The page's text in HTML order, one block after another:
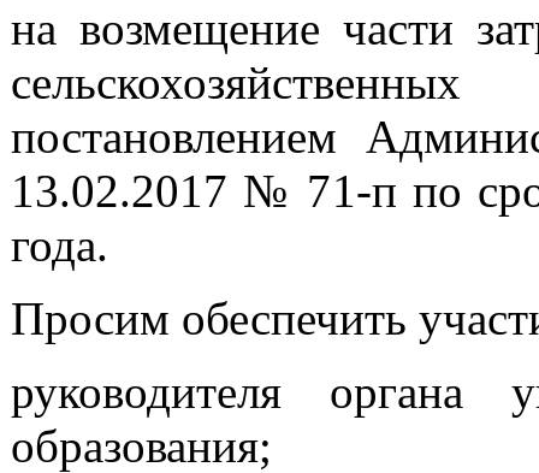
на возмещение части
постановлением
13.02.2017 № 71-п по
года.
Просим обеспечить
руководителя органа
образования;